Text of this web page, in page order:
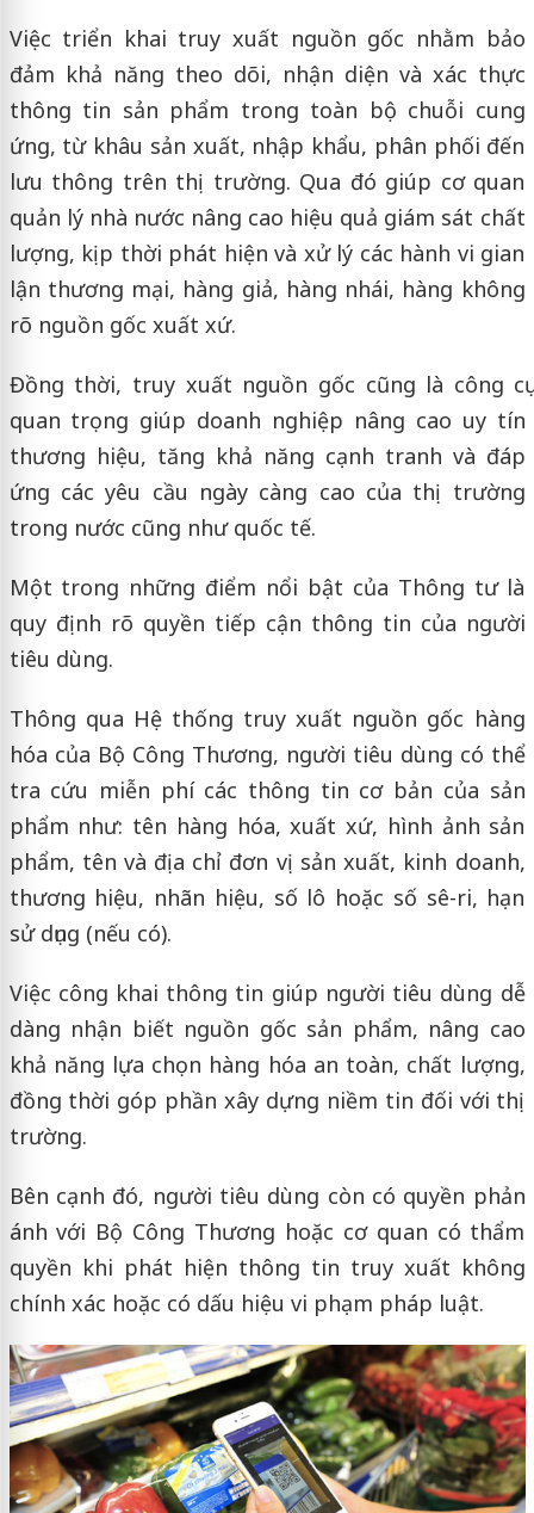
Việc triển khai truy xuất nguồn gốc nhằm bảo
đảm khả năng theo dõi, nhận diện và xác thực
thông tin sản phẩm trong toàn bộ chuỗi cung
ứng, từ khâu sản xuất, nhập khẩu, phân phối đến
lưu thông trên thị trường. Qua đó giúp cơ quan
quản lý nhà nước nâng cao hiệu quả giám sát chất
lượng, kịp thời phát hiện và xử lý các hành vi gian
lận thương mại, hàng giả, hàng nhái, hàng không
rõ nguồn gốc xuất xứ.
Đồng thời, truy xuất nguồn gốc cũng là công cụ
quan trọng giúp doanh nghiệp nâng cao uy tín
thương hiệu, tăng khả năng cạnh tranh và đáp
ứng các yêu cầu ngày càng cao của thị trường
trong nước cũng như quốc tế.
Một trong những điểm nổi bật của Thông tư là
quy định rõ quyền tiếp cận thông tin của người
tiêu dùng.
Thông qua Hệ thống truy xuất nguồn gốc hàng
hóa của Bộ Công Thương, người tiêu dùng có thể
tra cứu miễn phí các thông tin cơ bản của sản
phẩm như: tên hàng hóa, xuất xứ, hình ảnh sản
phẩm, tên và địa chỉ đơn vị sản xuất, kinh doanh,
thương hiệu, nhãn hiệu, số lô hoặc số sê-ri, hạn
sử dụng (nếu có).
Việc công khai thông tin giúp người tiêu dùng dễ
dàng nhận biết nguồn gốc sản phẩm, nâng cao
khả năng lựa chọn hàng hóa an toàn, chất lượng,
đồng thời góp phần xây dựng niềm tin đối với thị
trường.
Bên cạnh đó, người tiêu dùng còn có quyền phản
ánh với Bộ Công Thương hoặc cơ quan có thẩm
quyền khi phát hiện thông tin truy xuất không
chính xác hoặc có dấu hiệu vi phạm pháp luật.